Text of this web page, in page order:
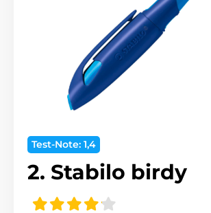
Test-Note: 1,4
2. Stabilo birdy